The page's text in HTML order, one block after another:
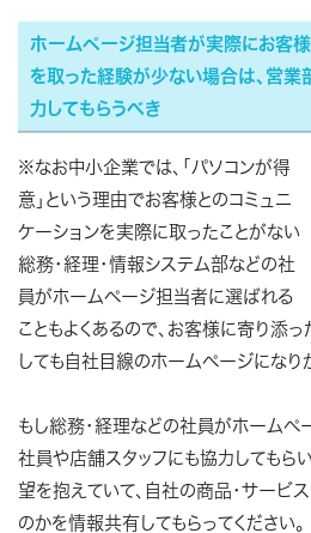
ホームページ担当者が実際にお客様
を取った経験が少ない場合は、営業
力してもらうべき
※なお中小企業では、「パソコンが得
意」という理由でお客様とのコミュニ
ケーションを実際に取ったことがない
総務・経理・情報システム部などの社
員がホームページ担当者に選ばれる
こともよくあるので、お客様に寄り添
しても自社目線のホームページになり
もし総務・経理などの社員がホームペ
社員や店舗スタッフにも協力してもら
望を抱えていて、自社の商品・サービ
のかを情報共有してもらってください。